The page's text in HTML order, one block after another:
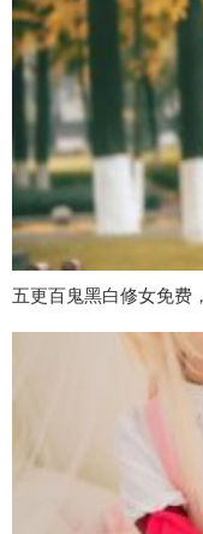
五更百鬼黑白修女免费